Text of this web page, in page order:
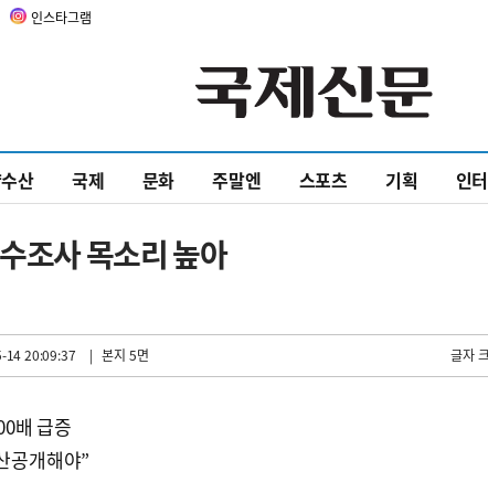
인스타그램
산 국제 문화 주말엔 스포츠 기획 인
조사 목소리 높아
14 20:09:37 | 본지 5면 글자
배 급증
공개해야”